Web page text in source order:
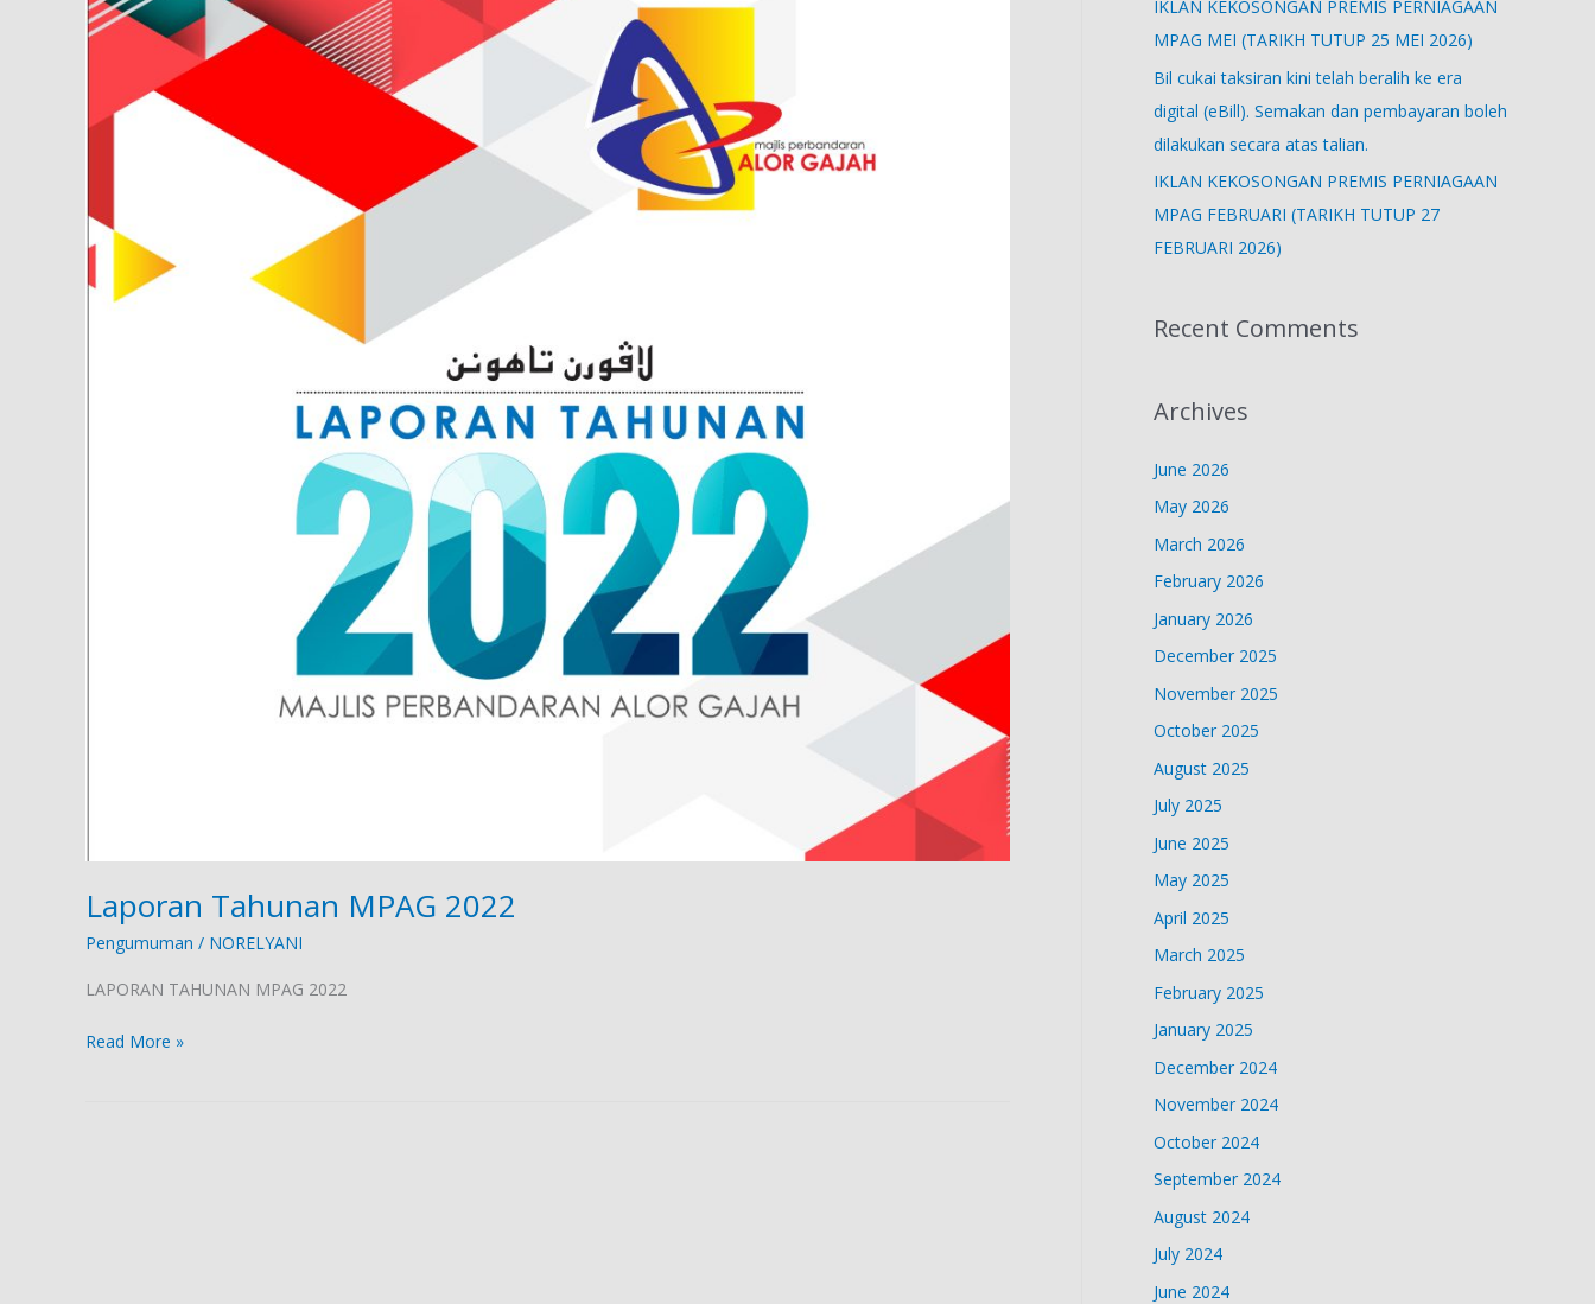
Laporan Tahunan MPAG 2022
Pengumuman / NORELYANI
LAPORAN TAHUNAN MPAG 2022
Read More »
IKLAN KEKOSONGAN PREMIS PERNIAGAAN
MPAG MEI (TARIKH TUTUP 25 MEI 2026)
Bil cukai taksiran kini telah beralih ke era
digital (eBill). Semakan dan pembayaran boleh
dilakukan secara atas talian.
IKLAN KEKOSONGAN PREMIS PERNIAGAAN
MPAG FEBRUARI (TARIKH TUTUP 27
FEBRUARI 2026)
Recent Comments
Archives
June 2026
May 2026
March 2026
February 2026
January 2026
December 2025
November 2025
October 2025
August 2025
July 2025
June 2025
May 2025
April 2025
March 2025
February 2025
January 2025
December 2024
November 2024
October 2024
September 2024
August 2024
July 2024
June 2024